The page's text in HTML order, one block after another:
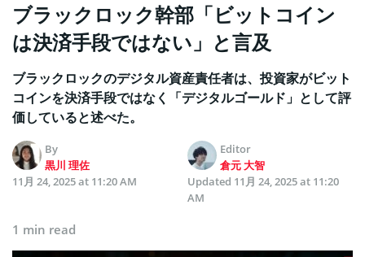
ブラックロック幹部「ビットコイン
は決済手段ではない」と言及
ブラックロックのデジタル資産責任者は、投資家がビット
コインを決済手段ではなく「デジタルゴールド」として評
価していると述べた。
By
黒川 理佐
Editor
倉元 大智
11月 24, 2025 at 11:20 AM
Updated 11月 24, 2025 at 11:20
AM
1 min read